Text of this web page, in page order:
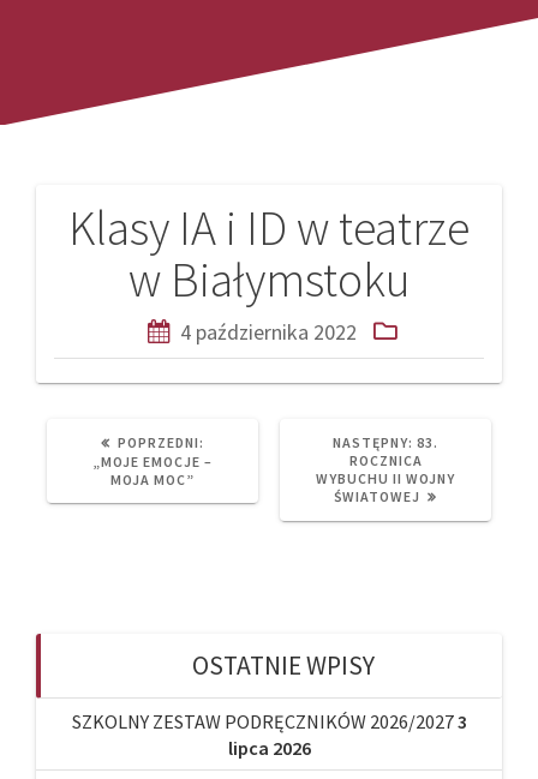
Klasy IA i ID w teatrze
w Białymstoku
4 października 2022
Nawigacja
wpisu
POPRZEDNI:
POST:
„MOJE EMOCJE –
MOJA MOC”
NASTĘPNY: NEXT
POST:
83.
ROCZNICA
WYBUCHU II WOJNY
ŚWIATOWEJ
OSTATNIE WPISY
SZKOLNY ZESTAW PODRĘCZNIKÓW 2026/20273
lipca 2026